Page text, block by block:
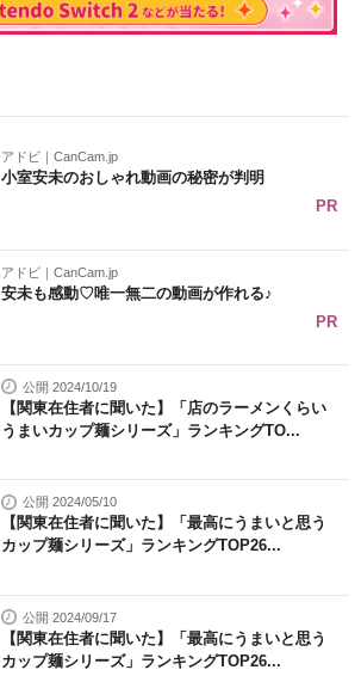
アドビ｜CanCam.jp
小室安未のおしゃれ動画の秘密が判明
PR
アドビ｜CanCam.jp
安未も感動♡唯一無二の動画が作れる♪
PR
公開 2024/10/19
【関東在住者に聞いた】「店のラーメンくらい
うまいカップ麺シリーズ」ランキングTO...
公開 2024/05/10
【関東在住者に聞いた】「最高にうまいと思う
カップ麺シリーズ」ランキングTOP26...
公開 2024/09/17
【関東在住者に聞いた】「最高にうまいと思う
カップ麺シリーズ」ランキングTOP26...